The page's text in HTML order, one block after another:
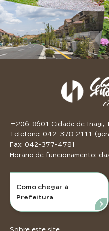
〒206-8601 Cidade de Inagi,
Telefone: 042-378-2111
Fax: 042-377-4781
Horário de funcionamento:
Como chegar à
Prefeitura
Sobre este site